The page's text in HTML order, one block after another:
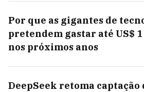
Por que as gigantes de
pretendem gastar até US$
nos próximos anos
DeepSeek retoma captação